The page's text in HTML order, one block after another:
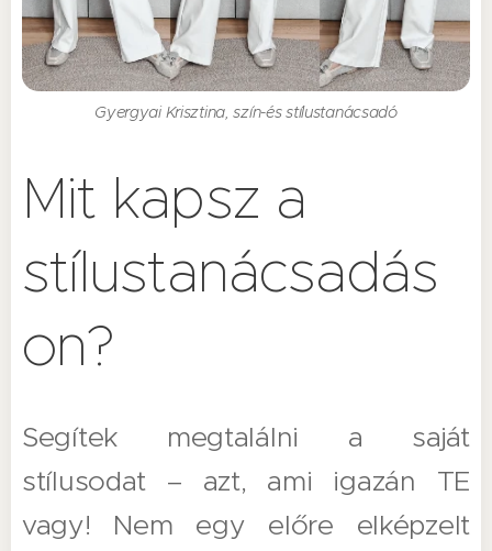
Gyergyai Krisztina, szín-és stílustanácsadó
Mit kapsz a
stílustanácsadás
on?
Segítek megtalálni a saját
stílusodat – azt, ami igazán TE
vagy! Nem egy előre elképzelt